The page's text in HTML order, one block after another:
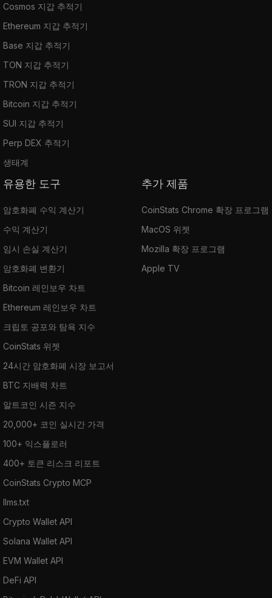
Cosmos 지갑 추적기
Ethereum 지갑 추적기
Base 지갑 추적기
TON 지갑 추적기
TRON 지갑 추적기
Bitcoin 지갑 추적기
SUI 지갑 추적기
Perp DEX 추적기
생태계
유용한 도구
암호화폐 수익 계산기
수익 계산기
임시 손실 계산기
암호화폐 변환기
Bitcoin 레인보우 차트
Ethereum 레인보우 차트
크립토 공포와 탐욕 지수
CoinStats 위젯
24시간 암호화폐 시장 보고서
BTC 지배력 차트
알트코인 시즌 지수
20,000+ 코인 실시간 가격
100+ 익스플로러
400+ 토큰 리스크 리포트
CoinStats Crypto MCP
llms.txt
Crypto Wallet API
Solana Wallet API
EVM Wallet API
DeFi API
추가 제품
CoinStats Chrome 확장 프로그램
MacOS 위젯
Mozilla 확장 프로그램
Apple TV